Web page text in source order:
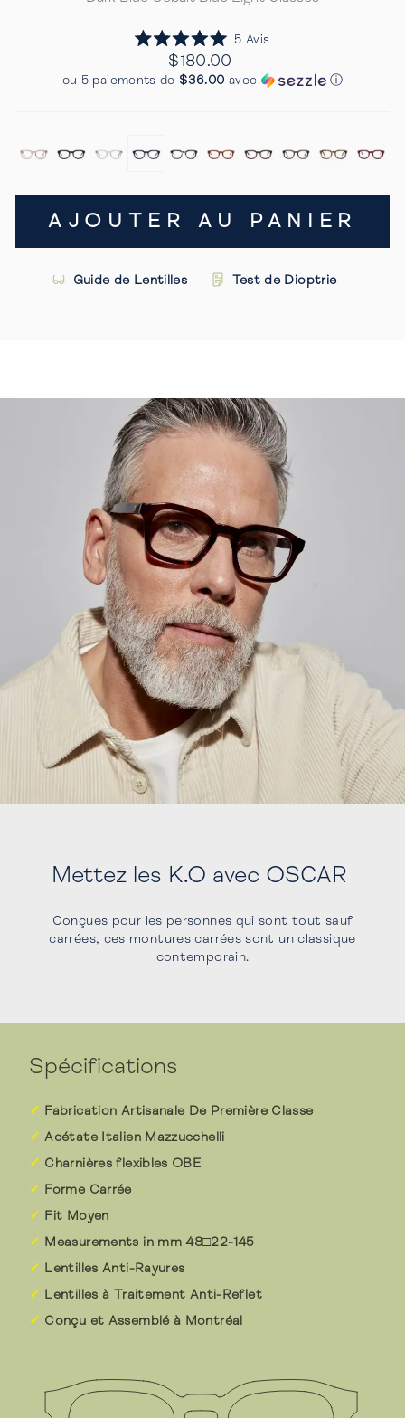
Noté
5.0
sur
5 Avis
faire
Prix
Regulier
$180.00
ou 5 paiements de$36.00 avec ⓘ
AJOUTER AU PANIER
Guide de Lentilles Test de Dioptrie
Mettez les K.O avec OSCAR
Conçues pour les personnes qui sont tout sauf
carrées, ces montures carrées sont un classique
contemporain.
Spécifications
Fabrication Artisanale De Première Classe
Acétate Italien Mazzucchelli
Charnières flexibles OBE
Forme Carrée
Fit Moyen
Measurements in mm 48□22-145
Lentilles Anti-Rayures
Lentilles à Traitement Anti-Reflet
Conçu et Assemblé à Montréal